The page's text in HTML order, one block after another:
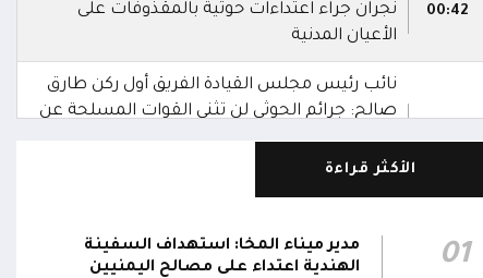
00:42
نجران جراء اعتداءات حوثية بالمقذوفات على
الأعيان المدنية
نائب رئيس مجلس القيادة الفريق أول ركن طارق
صالح: جرائم الحوثي لن تثني القوات المسلحة عن
أداء واجبها الوطني واستعادة الدولة وعاصمتها
صنعاء
00:28
صالح يشيد بالروح القتالية العالية لكافة منتسبي
الفرقتين الأولى والثالثة وحسن التعامل مع
الأكثر قراءة
01
مدير ميناء المخا: استهداف السفينة
الهندية اعتداء على مصالح اليمنيين